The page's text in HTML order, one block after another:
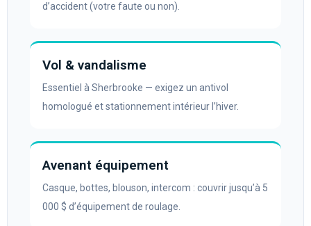
d’accident (votre faute ou non).
Vol & vandalisme
Essentiel à Sherbrooke — exigez un antivol
homologué et stationnement intérieur l’hiver.
Avenant équipement
Casque, bottes, blouson, intercom : couvrir jusqu’à 5
000 $ d’équipement de roulage.